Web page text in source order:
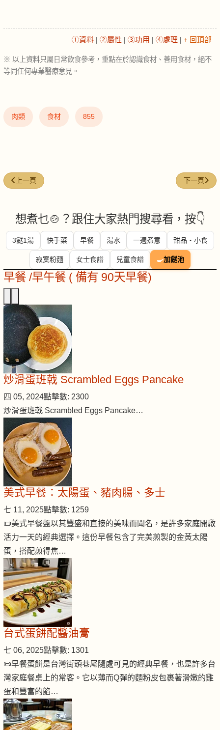
①資料 | ②屬性 | ③功用 | ④處理 | ↑ 回頂部
※ 以上資料只屬日常飲食參考，重點在於認識食材、善用食材，絕不
等同任何專業醫療意見。
肉類 食材 855
上一篇文章: 壽司醋 (Sushi vinegar)
上一頁 下一篇文
下一頁
想煮乜🍲？跟住大家熱門搜尋看，按👇
3餸1湯 快手菜 早餐 湯水 一週煮意 甜品・小食
寂寞粉麵 女士食譜 兒童食譜 🍳加餸池
早餐 /早午餐 ( 備有 90天早餐)
炒滑蛋班戟 Scrambled Eggs Pancake
四 05, 2024點擊數: 2300
炒滑蛋班戟 Scrambled Eggs Pancake…
美式早餐：太陽蛋、豬肉腸、多士
七 11, 2025點擊數: 1259
📜美式早餐盤以其豐盛和直接的美味而聞名，是許多家庭開啟
活力一天的經典選擇。這份早餐包含了完美煎製的金黃太陽
蛋，搭配煎得焦…
台式蛋餅配醬油膏
七 06, 2025點擊數: 1301
📜早餐蛋餅是台灣街頭巷尾隨處可見的經典早餐，也是許多台
灣家庭餐桌上的常客。它以薄而Q彈的麵粉皮包裹著滑嫩的雞
蛋和豐富的餡…